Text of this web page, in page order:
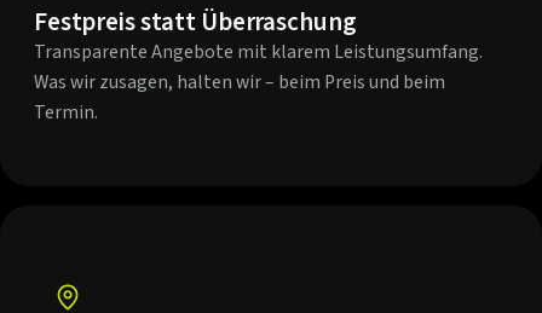
Festpreis statt Überraschung
Transparente Angebote mit klarem Leistungsumfang.
Was wir zusagen, halten wir – beim Preis und beim
Termin.